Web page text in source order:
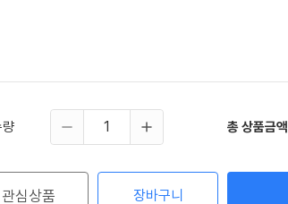
량 총 상품금액
관심상품 장바구니